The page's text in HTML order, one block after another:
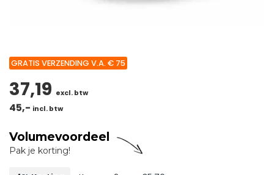
GRATIS VERZENDING V.A. € 75
37,19 excl. btw
45,- incl. btw
Volumevoordeel
Pak je korting!